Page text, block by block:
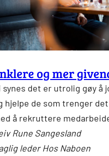
og mer
synes det er utrolig gøy å
hjelpe de som trenger
å rekruttere
Rune Sangesland
leder Hos Naboen